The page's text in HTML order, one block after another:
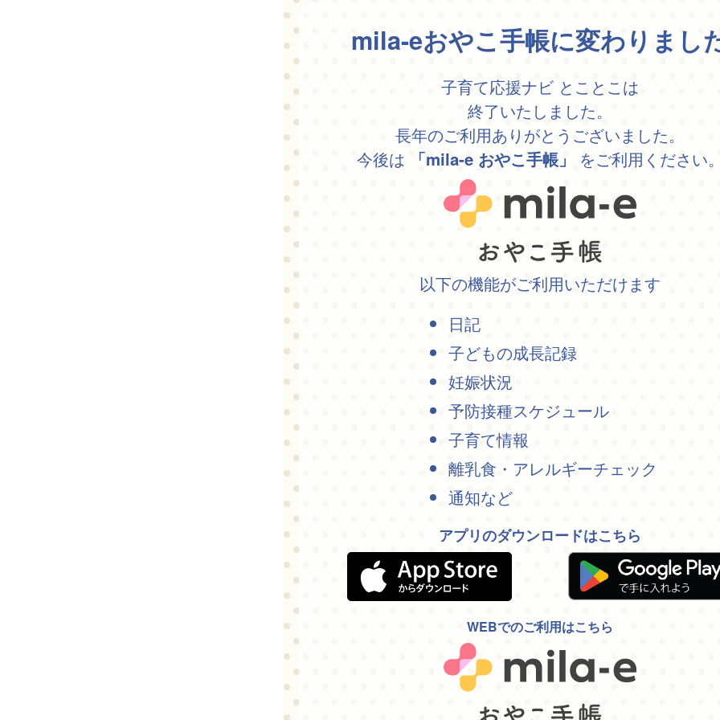
mila-eおやこ手帳に変わりまし
子育て応援ナビ とことこは
終了いたしました。
長年のご利用ありがとうございました。
今後は
「mila-e おやこ手帳」 をご利用ください
以下の機能がご利用いただけます
日記
子どもの成長記録
妊娠状況
予防接種スケジュール
子育て情報
離乳食・アレルギーチェック
通知など
アプリのダウンロードはこちら
WEBでのご利用はこちら